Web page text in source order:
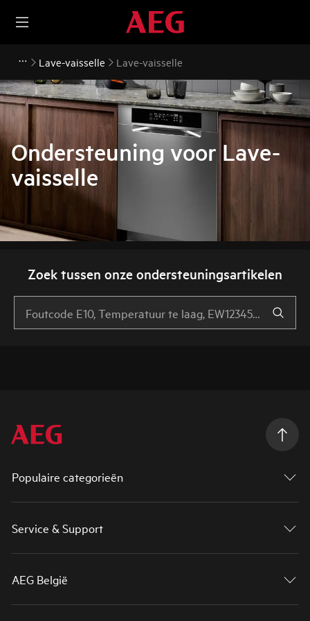
Lave-vaisselle Lave-vaisselle
Ondersteuning voor Lave-
vaisselle
Zoek tussen onze ondersteuningsartikelen
Populaire categorieën
Service & Support
AEG België